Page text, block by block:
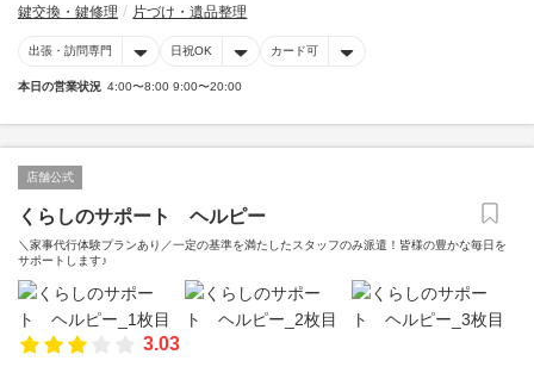
鍵交換・鍵修理
片づけ・遺品整理
出張・訪問専門 日祝OK カード可
本日の営業状況 4:00〜8:00 9:00〜20:00
店舗公式
くらしのサポート ヘルピー
＼家事代行体験プランあり／一定の基準を満たしたスタッフのみ派遣！皆様の豊かな毎日を
サポートします♪
3.03